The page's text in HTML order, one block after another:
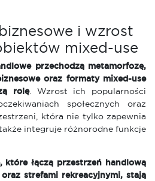
i wzrost
mixed-use
przechodzą metamorfozę,
oraz formaty mixed-use
rolę. Wzrost ich popularności
społecznych oraz
która nie tylko zapewnia
integruje różnorodne funkcje
które łączą przestrzeń handlową
strefami rekreacyjnymi, stają